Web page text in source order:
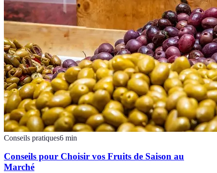
Conseils pratiques6 min
Conseils pour Choisir vos Fruits de Saison au
Marché